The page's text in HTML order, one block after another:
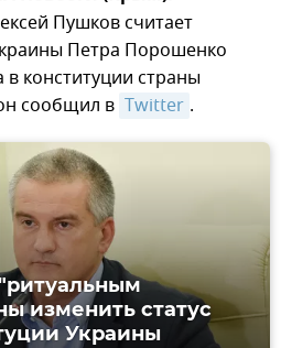
Пушков считает
Петра Порошенко
конституции страны
сообщил в Twitter .
изменить статус
Украины